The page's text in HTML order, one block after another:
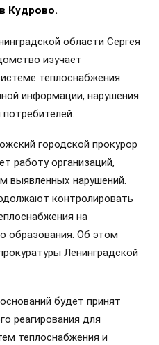
Кудрово.
области Сергея
изучает
теплоснабжения
информации, нарушения
городской прокурор
работу организаций,
выявленных нарушений.
контролировать
на
образования. Об этом
Ленинградской
будет принят
реагирования для
теплоснабжения и